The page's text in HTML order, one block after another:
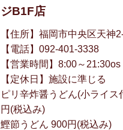
ジB1F店
【住所】福岡市中央区天神
【電話】092-401-3338
【営業時間】8:00～21:30os
【定休日】施設に準じる
ピリ辛炸醤うどん(小ライス
円(税込み)
鰹節うどん 900円(税込み)